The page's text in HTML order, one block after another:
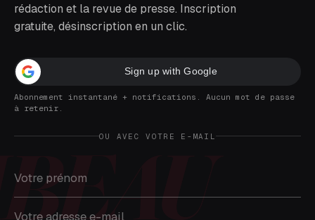
rédaction et la revue de presse. Inscription
gratuite, désinscription en un clic.
Sign up with Google
Abonnement instantané + notifications. Aucun mot de passe
à retenir.
OU AVEC VOTRE E-MAIL